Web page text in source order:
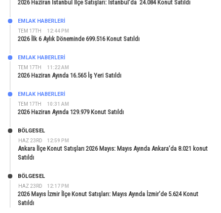
2026 Haziran İstanbul İlçe Satışları: İstanbul’da 24.084 Konut Satıldı
TEM 17TH 12:44 PM
EMLAK HABERLERI
2026 İlk 6 Aylık Döneminde 699.516 Konut Satıldı
TEM 17TH 11:22 AM
EMLAK HABERLERI
2026 Haziran Ayında 16.565 İş Yeri Satıldı
TEM 17TH 10:31 AM
EMLAK HABERLERI
2026 Haziran Ayında 129.979 Konut Satıldı
HAZ 23RD 12:59 PM
BÖLGESEL
Ankara İlçe Konut Satışları 2026 Mayıs: Mayıs Ayında Ankara’da 8.021 konut
Satıldı
HAZ 23RD 12:17 PM
BÖLGESEL
2026 Mayıs İzmir İlçe Konut Satışları: Mayıs Ayında İzmir’de 5.624 Konut
Satıldı